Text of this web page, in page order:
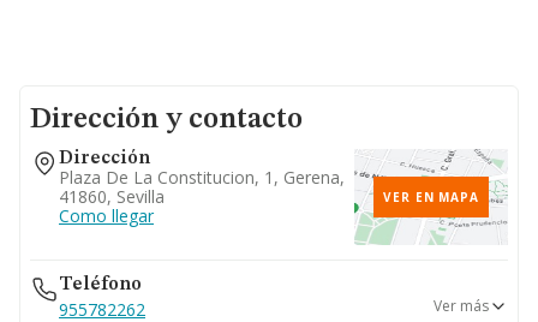
Dirección y contacto
Dirección
Plaza De La Constitucion, 1, Gerena,
41860, Sevilla
Como llegar
VER EN MAPA
Teléfono
955782262 Ver más